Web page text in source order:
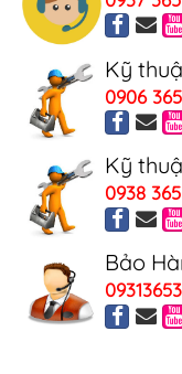
Kỹ
0906
Kỹ
0938
Bảo